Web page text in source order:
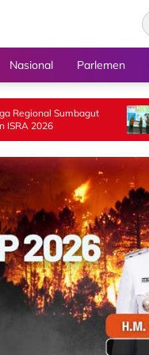
Nasional Parlemen
Sinergi
Inklusi Sosial
Sumbar 2026